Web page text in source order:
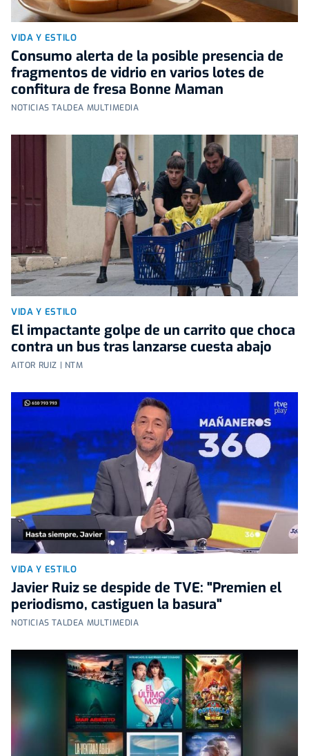
VIDA Y ESTILO
Consumo alerta de la posible presencia de
fragmentos de vidrio en varios lotes de
confitura de fresa Bonne Maman
NOTICIAS TALDEA MULTIMEDIA
VIDA Y ESTILO
El impactante golpe de un carrito que choca
contra un bus tras lanzarse cuesta abajo
AITOR RUIZ | NTM
VIDA Y ESTILO
Javier Ruiz se despide de TVE: "Premien el
periodismo, castiguen la basura"
NOTICIAS TALDEA MULTIMEDIA